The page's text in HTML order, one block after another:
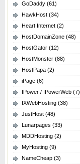
GoDaddy (61)
HawkHost (34)
Heart Internet (2)
HostDomainZone (48)
HostGator (12)
HostMonster (88)
HostPapa (2)
iPage (6)
IPower / IPowerWeb (7)
IXWebHosting (38)
JustHost (48)
Lunarpages (33)
MDDHosting (2)
MyHosting (9)
NameCheap (3)